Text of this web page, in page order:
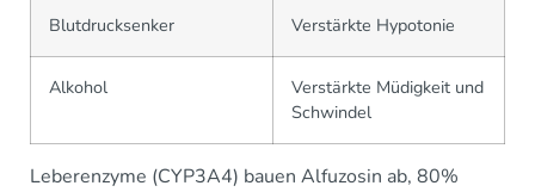
Blutdrucksenker Verstärkte Hypotonie
Alkohol
Verstärkte Müdigkeit und
Schwindel
Leberenzyme (CYP3A4) bauen Alfuzosin ab, 80%